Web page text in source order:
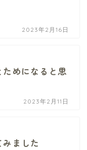
2023年2月16日
めになると思
2023年2月11日
ました